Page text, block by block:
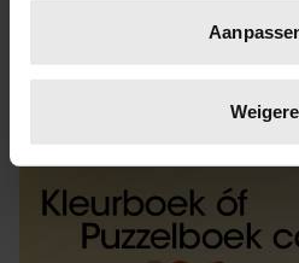
scannen op specifieke
verwerkt en stel uw voorkeuren
intrekken in de
We gebruiken cookies om
personaliseren, om functies